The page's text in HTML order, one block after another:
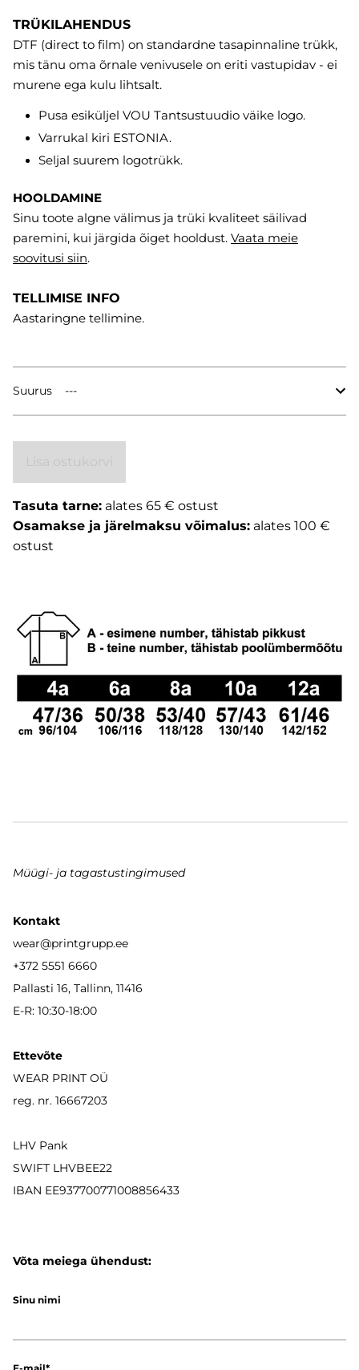
TRÜKILAHENDUS
DTF (direct to film) on standardne tasapinnaline trükk,
mis tänu oma õrnale venivusele on eriti vastupidav - ei
murene ega kulu lihtsalt.
Pusa esiküljel VOU Tantsustuudio väike logo.
Varrukal kiri ESTONIA.
Seljal suurem logotrükk.
HOOLDAMINE
Sinu toote algne välimus ja trüki kvaliteet säilivad
paremini, kui järgida õiget hooldust. Vaata meie
soovitusi siin.
TELLIMISE INFO
Aastaringne tellimine.
Suurus
Tasuta tarne: alates 65 € ostust
Osamakse ja järelmaksu võimalus: alates 100 €
ostust
Müügi- ja tagastustingimused
Kontakt
wear@printgrupp.ee
+372 5551 6660
Pallasti 16, Tallinn, 11416
E-R: 10:30-18:00
Ettevõte
WEAR PRINT OÜ
reg. nr. 16667203
LHV Pank
SWIFT LHVBEE22
IBAN EE937700771008856433
Võta meiega ühendust:
Sinu nimi